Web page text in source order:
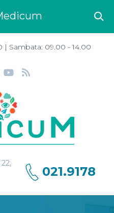
| Sambata: 09.00 - 14.00
021.9178